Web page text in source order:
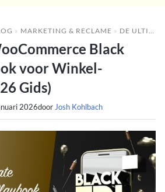
» MARKETING & RECLAME » DE ULTIEME WOOCOMMERCE BLACK FRIDAY PLAYBOOK VOOR WINKEL-EIGENAREN (2026 GIDS)
Black
voor Winkel-
Gids)
2026door Josh Kohlbach